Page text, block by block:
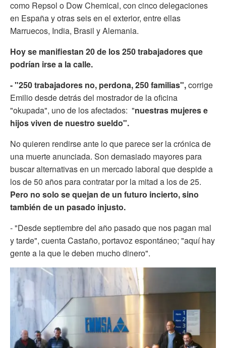
como Repsol o Dow Chemical, con cinco delegaciones
en España y otras seis en el exterior, entre ellas
Marruecos, India, Brasil y Alemania.
Hoy se manifiestan 20 de los 250 trabajadores que
podrían irse a la calle.
- "250 trabajadores no, perdona, 250 familias",corrige
Emilio desde detrás del mostrador de la oficina
"okupada", uno de los afectados: "nuestras mujeres e
hijos viven de nuestro sueldo".
No quieren rendirse ante lo que parece ser la crónica de
una muerte anunciada. Son demasiado mayores para
buscar alternativas en un mercado laboral que despide a
los de 50 años para contratar por la mitad a los de 25.
Pero no solo se quejan de un futuro incierto, sino
también de un pasado injusto.
- "Desde septiembre del año pasado que nos pagan mal
y tarde", cuenta Castaño, portavoz espontáneo; "aquí hay
gente a la que le deben mucho dinero".